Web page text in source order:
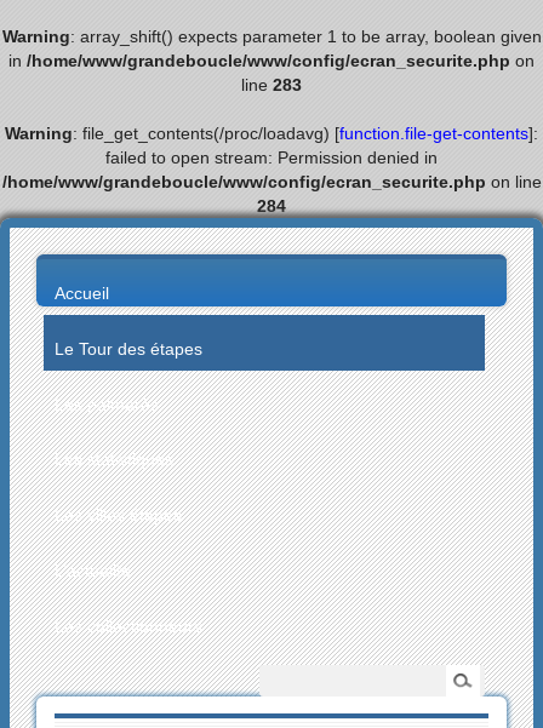
Warning: array_shift() expects parameter 1 to be array, boolean given
in /home/www/grandeboucle/www/config/ecran_securite.php on
line 283
Warning: file_get_contents(/proc/loadavg) [function.file-get-contents]:
failed to open stream: Permission denied in
/home/www/grandeboucle/www/config/ecran_securite.php on line
284
Accueil
Le Tour des étapes
Les palmarès
Les statistiques
Les villes étapes
L’actualité
Les collectionneurs